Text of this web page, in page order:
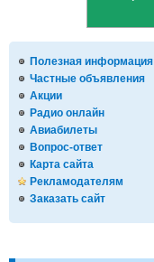
Полезная информация
Частные объявления
Акции
Радио онлайн
Авиабилеты
Вопрос-ответ
Карта сайта
Рекламодателям
Заказать сайт